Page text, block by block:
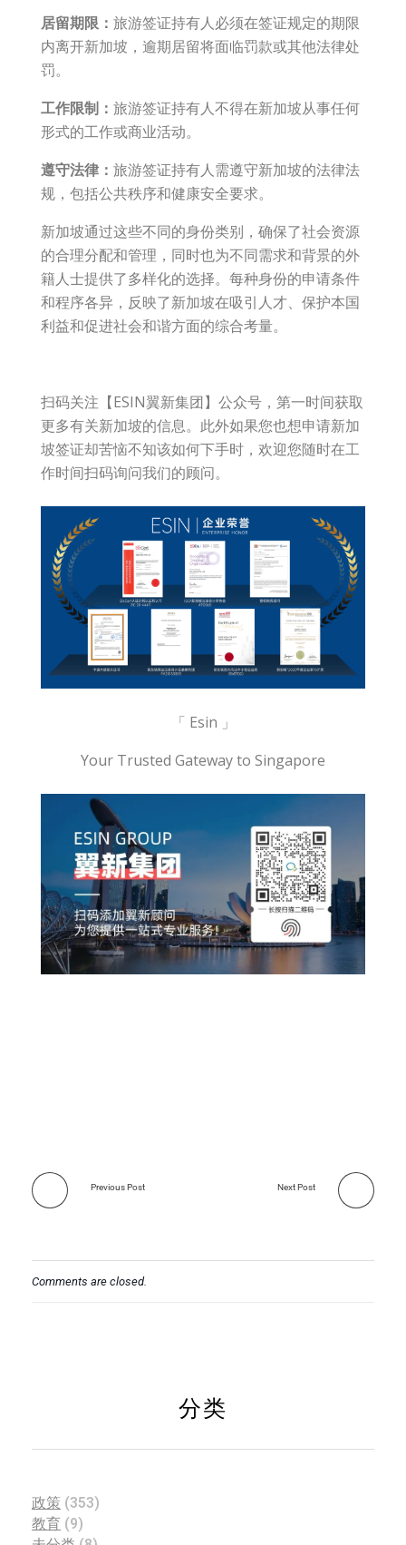
居留期限： 旅游签证持有人必须在签证规定的期限
内离开新加坡，逾期居留将面临罚款或其他法律处
罚。
工作限制： 旅游签证持有人不得在新加坡从事任何
形式的工作或商业活动。
遵守法律： 旅游签证持有人需遵守新加坡的法律法
规，包括公共秩序和健康安全要求。
新加坡通过这些不同的身份类别，确保了社会资源
的合理分配和管理，同时也为不同需求和背景的外
籍人士提供了多样化的选择。每种身份的申请条件
和程序各异，反映了新加坡在吸引人才、保护本国
利益和促进社会和谐方面的综合考量。
扫码关注【ESIN翼新集团】公众号，第一时间获取
更多有关新加坡的信息。此外如果您也想申请新加
坡签证却苦恼不知该如何下手时，欢迎您随时在工
作时间扫码询问我们的顾问。
「 Esin 」
Your Trusted Gateway to Singapore
Previous Post Next Post
Comments are closed.
分类
政策 (353)
教育 (9)